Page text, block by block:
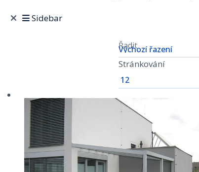
Sidebar
Řadit
Stránkování